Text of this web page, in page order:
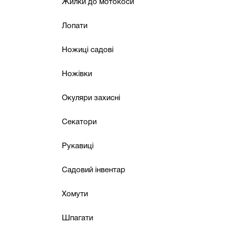
Жилки до мотокоси
Лопати
Ножиці садові
Ножівки
Окуляри захисні
Секатори
Рукавиці
Садовий інвентар
Хомути
Шпагати